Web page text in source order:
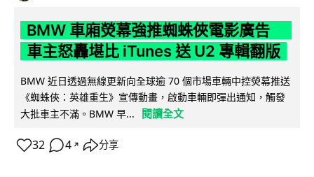
BMW 車廂熒幕強推蜘蛛俠電影廣告
車主怒轟堪比 iTunes 送 U2 專輯翻版
BMW 近日透過無線更新向全球逾 70 個市場車輛中控熒幕推送
《蜘蛛俠：英雄重生》宣傳動畫，啟動車輛即彈出通知，觸發
大批車主不滿。BMW 早...
閱讀全文
32 4 ↗ 分享